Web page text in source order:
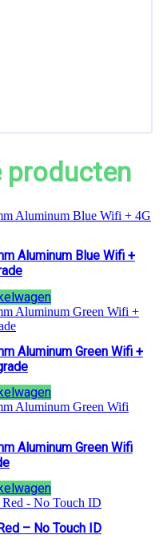
producten
Aluminum Blue Wifi +
Aluminum Green Wifi +
Aluminum Green Wifi
– No Touch ID